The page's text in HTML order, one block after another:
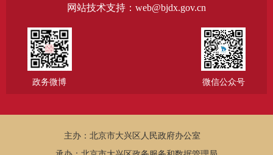
网站技术支持：web@bjdx.gov.cn
政务微博 微信公众号
主办：北京市大兴区人民政府办公室